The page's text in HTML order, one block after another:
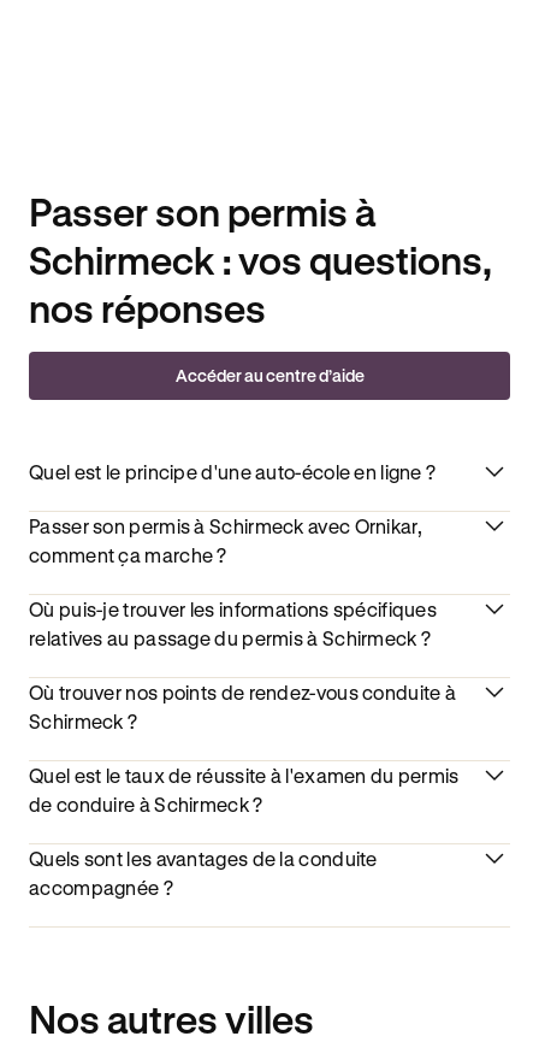
Passer son permis à
Schirmeck : vos questions,
nos réponses
Accéder au centre d’aide
Quel est le principe d'une auto-école en ligne ?
Passer son permis à Schirmeck avec Ornikar,
comment ça marche ?
Où puis-je trouver les informations spécifiques
relatives au passage du permis à Schirmeck ?
Où trouver nos points de rendez-vous conduite à
Schirmeck ?
Quel est le taux de réussite à l'examen du permis
de conduire à Schirmeck ?
Quels sont les avantages de la conduite
accompagnée ?
Nos autres villes